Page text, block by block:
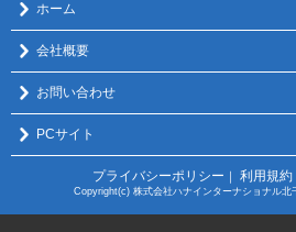
ホーム
会社概要
お問い合わせ
PCサイト
プライバシーポリシー ｜ 利用規約
Copyright(c) 株式会社ハナインターナショナル